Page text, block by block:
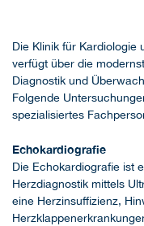
Die Klinik für Kardiologie
verfügt über die
Diagnostik und
Folgende
spezialisiertes
Echokardiografie
Die Echokardiografie ist
Herzdiagnostik mittels
eine Herzinsuffizienz,